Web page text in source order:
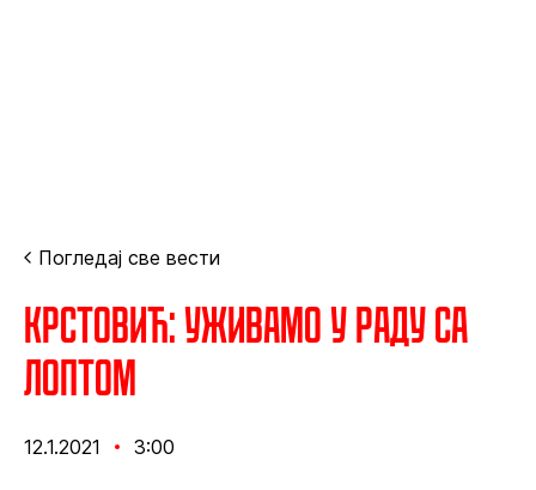
Погледај све вести
Крстовић: Уживамо у раду са
лоптом
12.1.2021 3:00